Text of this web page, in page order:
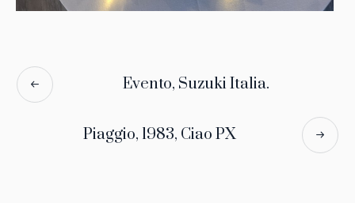
Evento, Suzuki Italia.
Piaggio, 1983, Ciao PX